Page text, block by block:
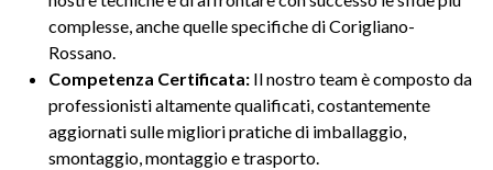
complesse, anche quelle specifiche di Corigliano-
Rossano.
Competenza Certificata: Il nostro team è composto da
professionisti altamente qualificati, costantemente
aggiornati sulle migliori pratiche di imballaggio,
smontaggio, montaggio e trasporto.